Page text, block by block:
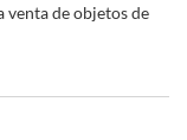
venta de objetos de